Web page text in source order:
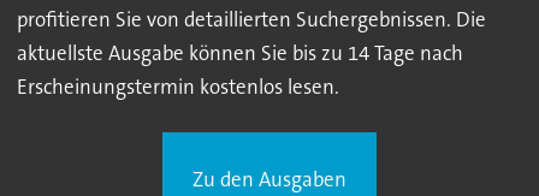
profitieren Sie von detaillierten Suchergebnissen. Die
aktuellste Ausgabe können Sie bis zu 14 Tage nach
Erscheinungstermin kostenlos lesen.
Zu den Ausgaben